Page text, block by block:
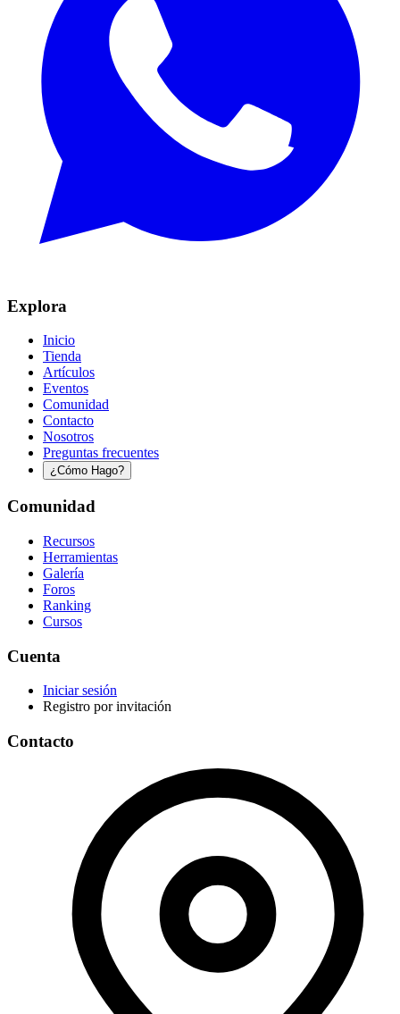
Explora
Inicio
Tienda
Artículos
Eventos
Comunidad
Contacto
Nosotros
Preguntas frecuentes
¿Cómo Hago?
Comunidad
Recursos
Herramientas
Galería
Foros
Ranking
Cursos
Cuenta
Iniciar sesión
Registro por invitación
Contacto